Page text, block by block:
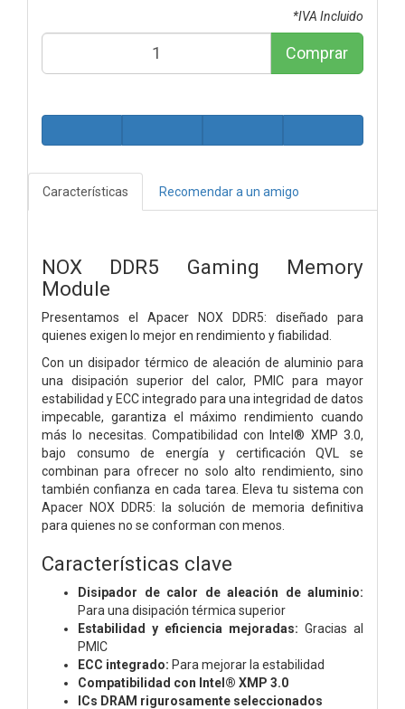
*IVA Incluido
Comprar
Características Recomendar a un amigo
NOX DDR5 Gaming Memory
Module
Presentamos el Apacer NOX DDR5: diseñado para
quienes exigen lo mejor en rendimiento y fiabilidad.
Con un disipador térmico de aleación de aluminio para
una disipación superior del calor, PMIC para mayor
estabilidad y ECC integrado para una integridad de datos
impecable, garantiza el máximo rendimiento cuando
más lo necesitas. Compatibilidad con Intel® XMP 3.0,
bajo consumo de energía y certificación QVL se
combinan para ofrecer no solo alto rendimiento, sino
también confianza en cada tarea. Eleva tu sistema con
Apacer NOX DDR5: la solución de memoria definitiva
para quienes no se conforman con menos.
Características clave
Disipador de calor de aleación de aluminio:
Para una disipación térmica superior
Estabilidad y eficiencia mejoradas: Gracias al
PMIC
ECC integrado: Para mejorar la estabilidad
Compatibilidad con Intel® XMP 3.0
ICs DRAM rigurosamente seleccionados